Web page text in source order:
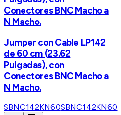
Conectores BNC Macho a
N Macho.
Jumper con Cable LP142
de 60 cm (23.62
Pulgadas), con
Conectores BNC Macho a
N Macho.
SBNC142KN60SBNC142KN60